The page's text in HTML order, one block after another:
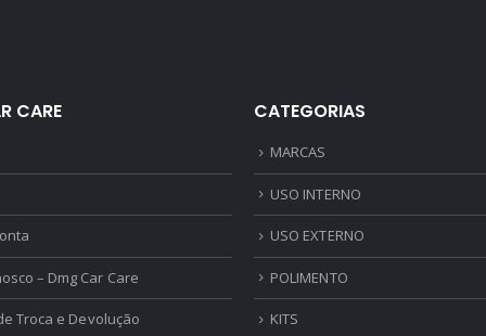
CARE
– Dmg Car Care
Troca e Devolução
CATEGORIAS
MARCAS
USO INTERNO
USO EXTERNO
POLIMENTO
KITS